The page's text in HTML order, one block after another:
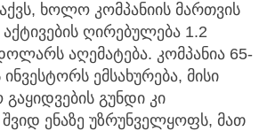
ხოლო კომპანიის მართვის
ღირებულება 1.2
აღემატება. კომპანია 65-
ინვესტორს ემსახურება, მისი
გუნდი კი
ენაზე უზრუნველყოფს, მათ